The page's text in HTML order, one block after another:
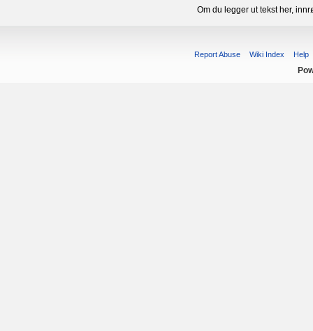
Om du legger ut tekst her,
Report Abuse Wiki Index Help